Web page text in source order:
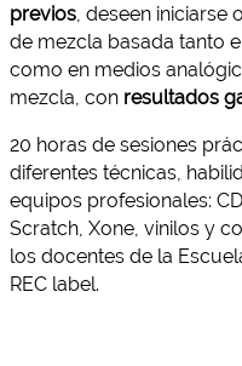
previos, deseen iniciarse
de mezcla basada tanto
como en medios
mezcla, con resultados
20 horas de sesiones
diferentes técnicas,
equipos profesionales:
Scratch, Xone, vinilos y
los docentes de la
REC label.